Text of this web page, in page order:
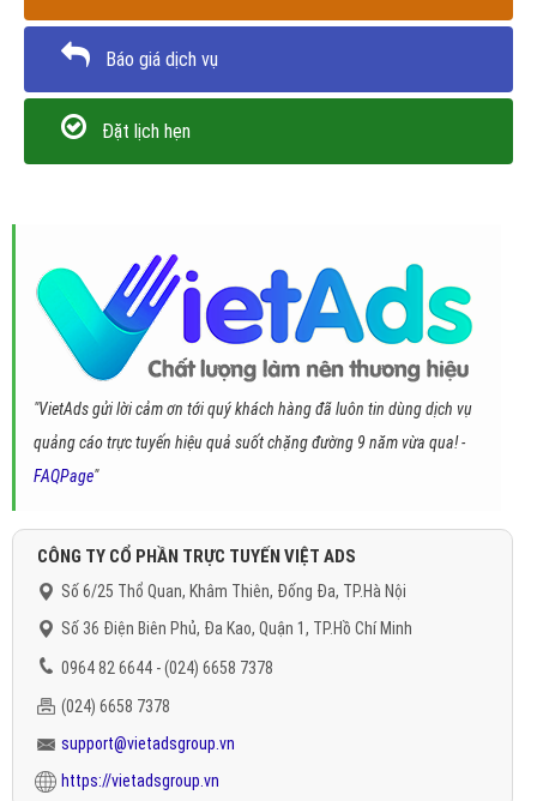
Báo giá dịch vụ
Đặt lịch hẹn
"VietAds gửi lời cảm ơn tới quý khách hàng đã luôn tin dùng dịch vụ
quảng cáo trực tuyến hiệu quả suốt chặng đường 9 năm vừa qua! -
FAQPage"
CÔNG TY CỔ PHẦN TRỰC TUYẾN VIỆT ADS
Số 6/25 Thổ Quan, Khâm Thiên, Đống Đa, TP.Hà Nội
Số 36 Điện Biên Phủ, Đa Kao, Quận 1, TP.Hồ Chí Minh
0964 82 6644 - (024) 6658 7378
(024) 6658 7378
support@vietadsgroup.vn
https://vietadsgroup.vn